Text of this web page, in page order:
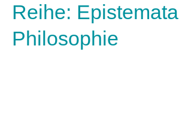
Reihe: Epistemata
Philosophie